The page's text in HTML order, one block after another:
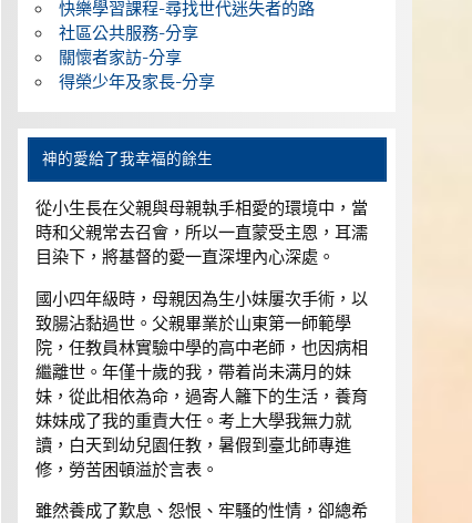
快樂學習課程-尋找世代迷失者的路
社區公共服務-分享
關懷者家訪-分享
得榮少年及家長-分享
神的愛給了我幸福的餘生
從小生長在父親與母親執手相愛的環境中，當
時和父親常去召會，所以一直蒙受主恩，耳濡
目染下，將基督的愛一直深埋內心深處。
國小四年級時，母親因為生小妹屢次手術，以
致腸沾黏過世。父親畢業於山東第一師範學
院，任教員林實驗中學的高中老師，也因病相
繼離世。年僅十歲的我，帶着尚未满月的妹
妹，從此相依為命，過寄人籬下的生活，養育
妹妹成了我的重責大任。考上大學我無力就
讀，白天到幼兒園任教，暑假到臺北師專進
修，勞苦困頓溢於言表。
雖然養成了歎息、怨恨、牢騷的性情，卻總希